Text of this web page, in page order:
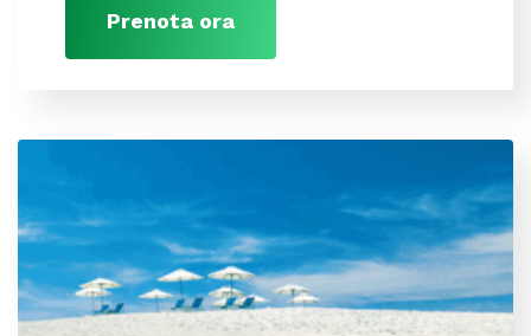
Prenota ora